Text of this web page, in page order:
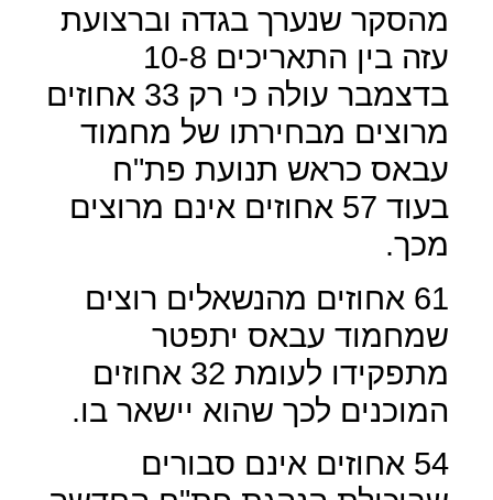
מהסקר שנערך בגדה וברצועת
עזה בין התאריכים 10-8
בדצמבר עולה כי רק 33 אחוזים
מרוצים מבחירתו של מחמוד
עבאס כראש תנועת פת"ח
בעוד 57 אחוזים אינם מרוצים
מכך.
61 אחוזים מהנשאלים רוצים
שמחמוד עבאס יתפטר
מתפקידו לעומת 32 אחוזים
המוכנים לכך שהוא יישאר בו.
54 אחוזים אינם סבורים